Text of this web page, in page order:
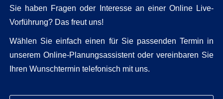
Sie haben Fragen oder Interesse an einer Online Live-
Vorführung? Das freut uns!
Wählen Sie einfach einen für Sie passenden Termin in
unserem Online-Planungsassistent oder vereinbaren Sie
Ihren Wunschtermin telefonisch mit uns.